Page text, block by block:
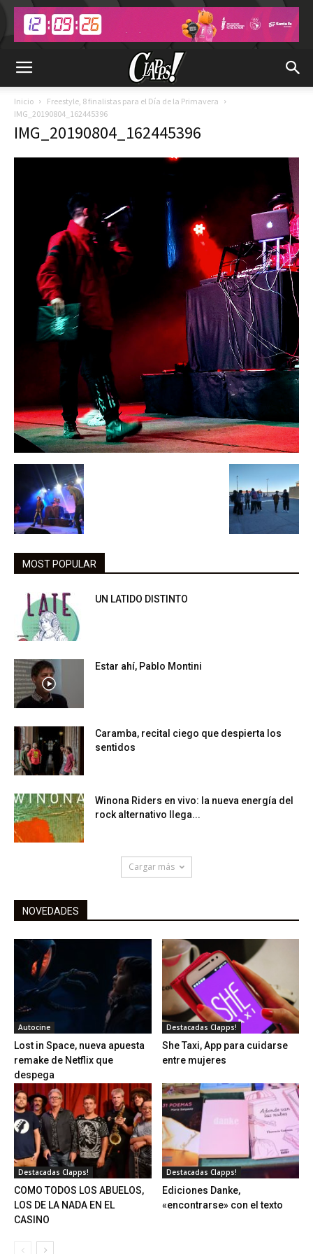
Inicio
Freestyle, 8 finalistas para el Día de la Primavera
IMG_20190804_162445396
IMG_20190804_162445396
MOST POPULAR
UN LATIDO DISTINTO
Estar ahí, Pablo Montini
Caramba, recital ciego que despierta los
sentidos
Winona Riders en vivo: la nueva energía del
rock alternativo llega...
Cargar más
NOVEDADES
Autocine
Lost in Space, nueva apuesta
remake de Netflix que
despega
Destacadas Clapps!
She Taxi, App para cuidarse
entre mujeres
Destacadas Clapps!
COMO TODOS LOS ABUELOS,
LOS DE LA NADA EN EL
CASINO
Destacadas Clapps!
Ediciones Danke,
«encontrarse» con el texto